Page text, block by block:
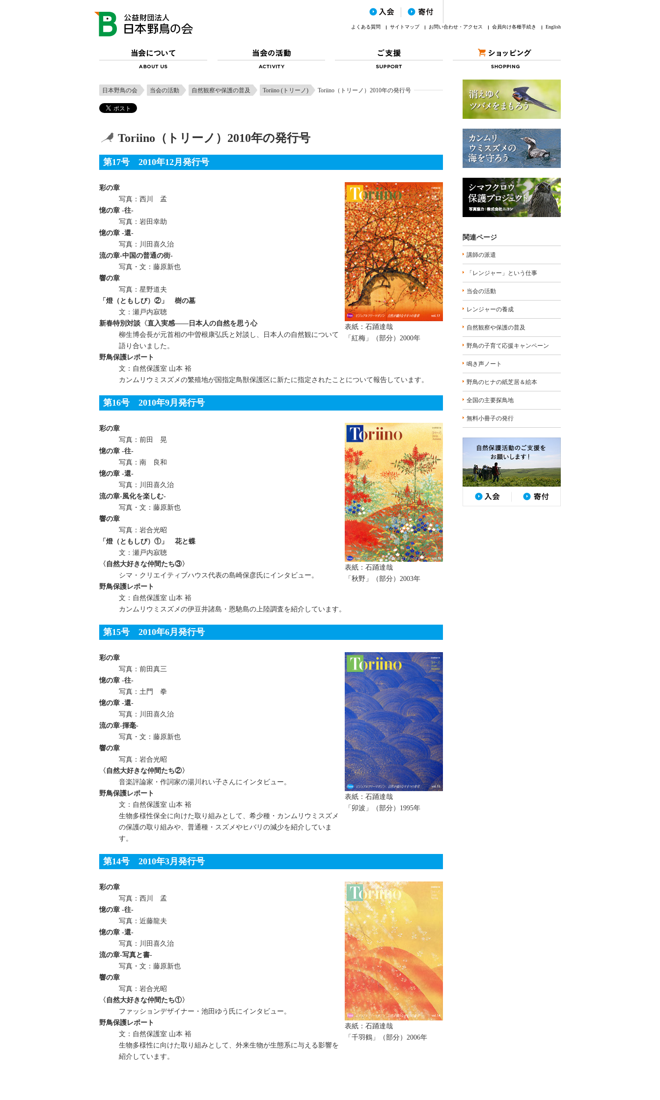
よくある質問 サイトマップ お問い合わせ・アクセス 会員向け各種手続き English
日本野鳥の会 当会の活動 自然観察や保護の普及 Toriino (トリーノ) Toriino（トリーノ）2010年の発行号
Toriino（トリーノ）2010年の発行号
第17号 2010年12月発行号
表紙：石踊達哉
「紅梅」（部分）2000年
彩の章
写真：西川 孟
憶の章 -往-
写真：岩田幸助
憶の章 -還-
写真：川田喜久治
流の章‐中国の普通の街‐
写真・文：藤原新也
響の章
写真：星野道夫
「燈（ともしび）②」 樹の墓
文：瀬戸内寂聴
新春特別対談〈直入実感――日本人の自然を思う心
柳生博会長が元首相の中曽根康弘氏と対談し、日本人の自然観について
語り合いました。
野鳥保護レポート
文：自然保護室 山本 裕
カンムリウミスズメの繁殖地が国指定鳥獣保護区に新たに指定されたことについて報告しています。
第16号 2010年9月発行号
表紙：石踊達哉
「秋野」（部分）2003年
彩の章
写真：前田 晃
憶の章 -往-
写真：南 良和
憶の章 -還-
写真：川田喜久治
流の章‐風化を楽しむ‐
写真・文：藤原新也
響の章
写真：岩合光昭
「燈（ともしび）①」 花と蝶
文：瀬戸内寂聴
〈自然大好きな仲間たち③〉
シマ・クリエイティブハウス代表の島崎保彦氏にインタビュー。
野鳥保護レポート
文：自然保護室 山本 裕
カンムリウミスズメの伊豆井諸島・恩馳島の上陸調査を紹介しています。
第15号 2010年6月発行号
表紙：石踊達哉
「卯波」（部分）1995年
彩の章
写真：前田真三
憶の章 -往-
写真：土門 拳
憶の章 -還-
写真：川田喜久治
流の章‐揮毫‐
写真・文：藤原新也
響の章
写真：岩合光昭
〈自然大好きな仲間たち②〉
音楽評論家・作詞家の湯川れい子さんにインタビュー。
野鳥保護レポート
文：自然保護室 山本 裕
生物多様性保全に向けた取り組みとして、希少種・カンムリウミスズメ
の保護の取り組みや、普通種・スズメやヒバリの減少を紹介していま
す。
第14号 2010年3月発行号
表紙：石踊達哉
「千羽鶴」（部分）2006年
彩の章
写真：西川 孟
憶の章 -往-
写真：近藤龍夫
憶の章 -還-
写真：川田喜久治
流の章‐写真と書‐
写真・文：藤原新也
響の章
写真：岩合光昭
〈自然大好きな仲間たち①〉
ファッションデザイナー・池田ゆう氏にインタビュー。
野鳥保護レポート
文：自然保護室 山本 裕
生物多様性に向けた取り組みとして、外来生物が生態系に与える影響を
紹介しています。
関連ページ
講師の派遣
「レンジャー」という仕事
当会の活動
レンジャーの養成
自然観察や保護の普及
野鳥の子育て応援キャンペーン
鳴き声ノート
野鳥のヒナの紙芝居＆絵本
全国の主要探鳥地
無料小冊子の発行